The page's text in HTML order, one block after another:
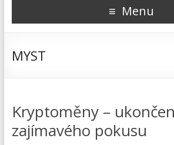
Menu
MYST
Kryptoměny –
zajímavého pokusu